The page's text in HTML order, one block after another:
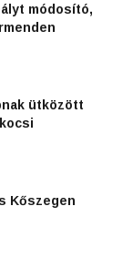
módosító,
ütközött
Kőszegen